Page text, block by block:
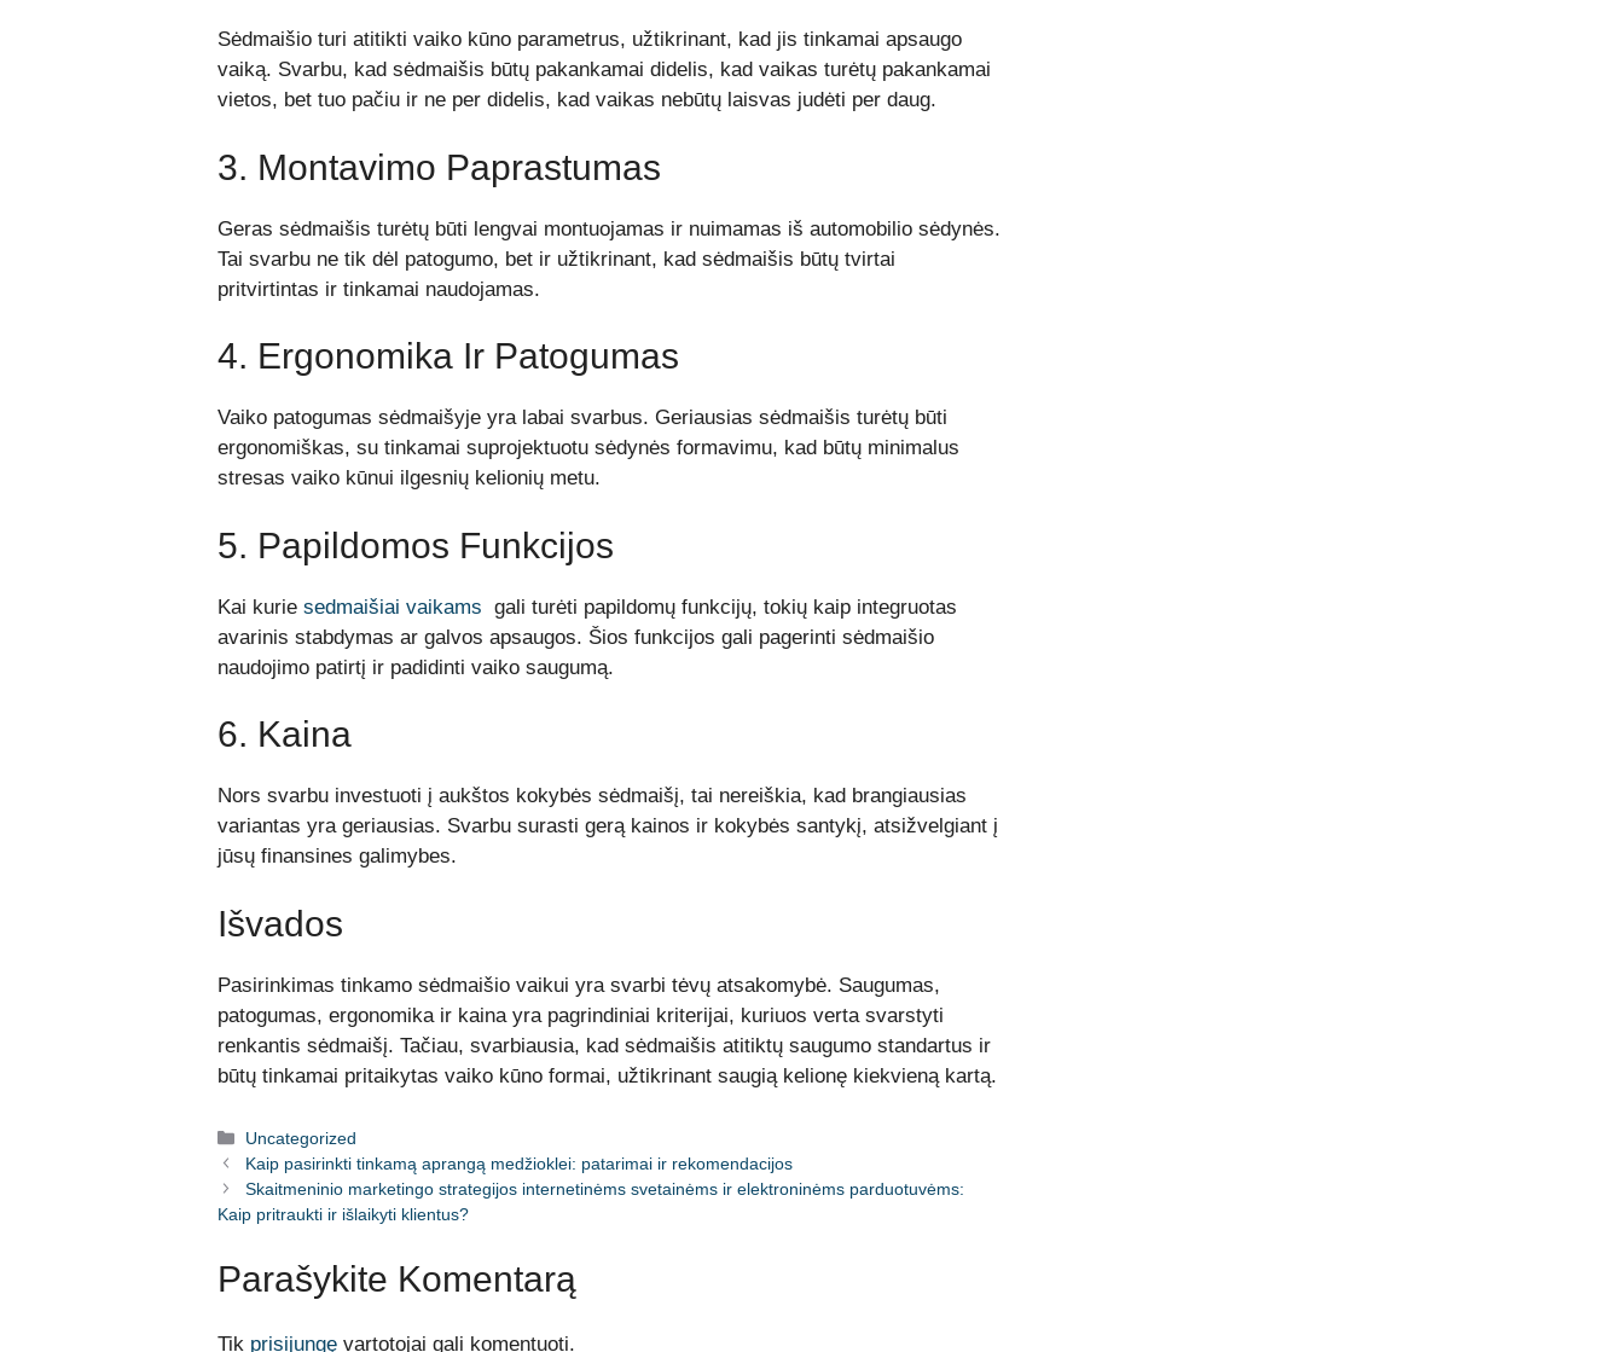
Sėdmaišio turi atitikti vaiko kūno parametrus, užtikrinant, kad jis tinkamai apsaugo
vaiką. Svarbu, kad sėdmaišis būtų pakankamai didelis, kad vaikas turėtų pakankamai
vietos, bet tuo pačiu ir ne per didelis, kad vaikas nebūtų laisvas judėti per daug.
3. Montavimo Paprastumas
Geras sėdmaišis turėtų būti lengvai montuojamas ir nuimamas iš automobilio sėdynės.
Tai svarbu ne tik dėl patogumo, bet ir užtikrinant, kad sėdmaišis būtų tvirtai
pritvirtintas ir tinkamai naudojamas.
4. Ergonomika Ir Patogumas
Vaiko patogumas sėdmaišyje yra labai svarbus. Geriausias sėdmaišis turėtų būti
ergonomiškas, su tinkamai suprojektuotu sėdynės formavimu, kad būtų minimalus
stresas vaiko kūnui ilgesnių kelionių metu.
5. Papildomos Funkcijos
Kai kurie sedmaišiai vaikams gali turėti papildomų funkcijų, tokių kaip integruotas
avarinis stabdymas ar galvos apsaugos. Šios funkcijos gali pagerinti sėdmaišio
naudojimo patirtį ir padidinti vaiko saugumą.
6. Kaina
Nors svarbu investuoti į aukštos kokybės sėdmaišį, tai nereiškia, kad brangiausias
variantas yra geriausias. Svarbu surasti gerą kainos ir kokybės santykį, atsižvelgiant į
jūsų finansines galimybes.
Išvados
Pasirinkimas tinkamo sėdmaišio vaikui yra svarbi tėvų atsakomybė. Saugumas,
patogumas, ergonomika ir kaina yra pagrindiniai kriterijai, kuriuos verta svarstyti
renkantis sėdmaišį. Tačiau, svarbiausia, kad sėdmaišis atitiktų saugumo standartus ir
būtų tinkamai pritaikytas vaiko kūno formai, užtikrinant saugią kelionę kiekvieną kartą.
Kategorijos
Uncategorized
Kaip pasirinkti tinkamą aprangą medžioklei: patarimai ir rekomendacijos
Skaitmeninio marketingo strategijos internetinėms svetainėms ir elektroninėms parduotuvėms:
Kaip pritraukti ir išlaikyti klientus?
Parašykite Komentarą
Tik prisijungęvartotojai gali komentuoti.